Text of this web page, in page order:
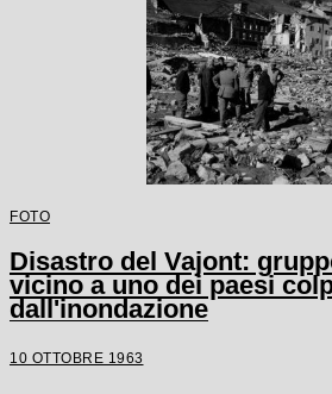
FOTO
Disastro del Vajont:
vicino a uno dei paesi
dall'inondazione
10 OTTOBRE 1963